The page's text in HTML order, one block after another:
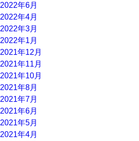
2022年6月
2022年4月
2022年3月
2022年1月
2021年12月
2021年11月
2021年10月
2021年8月
2021年7月
2021年6月
2021年5月
2021年4月